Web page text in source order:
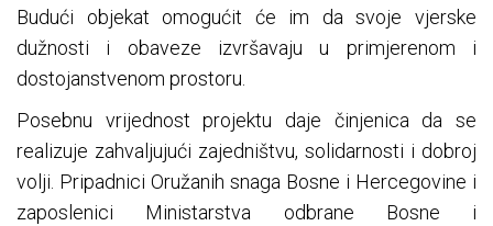
Budući objekat omogućit će im da svoje vjerske
dužnosti i obaveze izvršavaju u primjerenom i
dostojanstvenom prostoru.
Posebnu vrijednost projektu daje činjenica da se
realizuje zahvaljujući zajedništvu, solidarnosti i dobroj
volji. Pripadnici Oružanih snaga Bosne i Hercegovine i
zaposlenici Ministarstva odbrane Bosne i